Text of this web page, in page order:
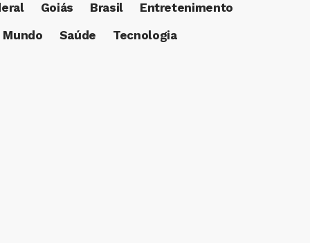
Goiás Brasil
Entretenimento
Mundo Saúde Tecnologia